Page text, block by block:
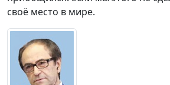
своё место в мире.